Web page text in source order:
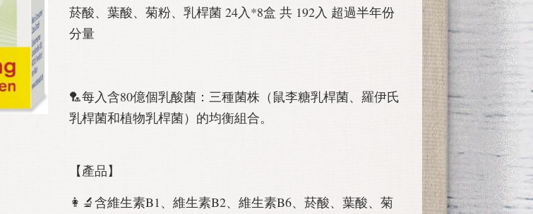
菸酸、葉酸、菊粉、乳桿菌 24入*8盒 共 192入 超過半年份
分量
🏸每入含80億個乳酸菌：三種菌株（鼠李糖乳桿菌、羅伊氏
乳桿菌和植物乳桿菌）的均衡組合。
【產品】
👩‍🔬含維生素B1、維生素B2、維生素B6、菸酸、葉酸、菊